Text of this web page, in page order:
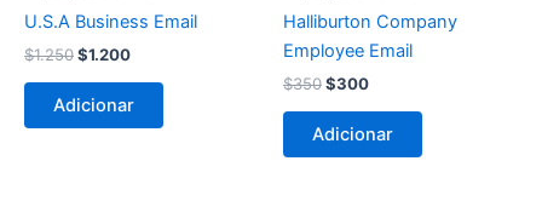
U.S.A Business Email
$1.250
$1.250.
$1.200
$1.200.
Adicionar
Halliburton Company
Employee Email
$350
$350.
$300
$300.
Adicionar